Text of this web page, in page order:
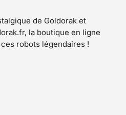
de Goldorak et
la boutique en ligne
robots légendaires !